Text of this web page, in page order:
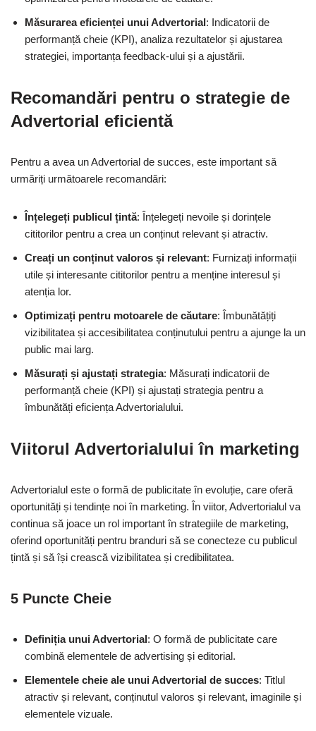
Măsurarea eficienței unui Advertorial: Indicatorii de
performanță cheie (KPI), analiza rezultatelor și ajustarea
strategiei, importanța feedback-ului și a ajustării.
Recomandări pentru o strategie de
Advertorial eficientă
Pentru a avea un Advertorial de succes, este important să
urmăriți următoarele recomandări:
Înțelegeți publicul țintă: Înțelegeți nevoile și dorințele
cititorilor pentru a crea un conținut relevant și atractiv.
Creați un conținut valoros și relevant: Furnizați informații
utile și interesante cititorilor pentru a menține interesul și
atenția lor.
Optimizați pentru motoarele de căutare: Îmbunătățiți
vizibilitatea și accesibilitatea conținutului pentru a ajunge la un
public mai larg.
Măsurați și ajustați strategia: Măsurați indicatorii de
performanță cheie (KPI) și ajustați strategia pentru a
îmbunătăți eficiența Advertorialului.
Viitorul Advertorialului în marketing
Advertorialul este o formă de publicitate în evoluție, care oferă
oportunități și tendințe noi în marketing. În viitor, Advertorialul va
continua să joace un rol important în strategiile de marketing,
oferind oportunități pentru branduri să se conecteze cu publicul
țintă și să își crească vizibilitatea și credibilitatea.
5 Puncte Cheie
Definiția unui Advertorial: O formă de publicitate care
combină elementele de advertising și editorial.
Elementele cheie ale unui Advertorial de succes: Titlul
atractiv și relevant, conținutul valoros și relevant, imaginile și
elementele vizuale.